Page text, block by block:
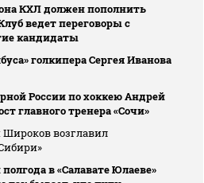
КХЛ должен пополнить
ведет переговоры с
кандидаты
голкипера Сергея Иванова
России по хоккею Андрей
главного тренера «Сочи»
возглавил
в «Салавате Юлаеве»